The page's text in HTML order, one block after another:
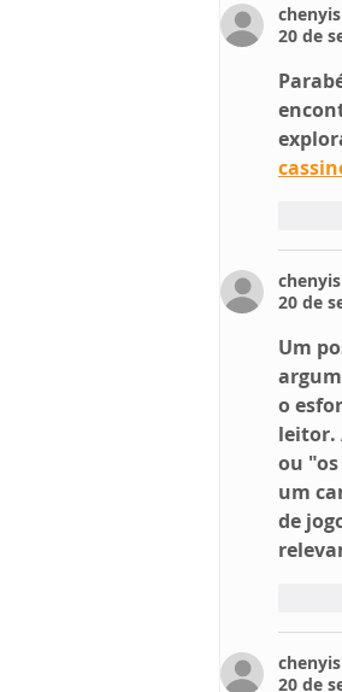
20 de
20 de
Um
o
leitor.
ou
um
de
20 de